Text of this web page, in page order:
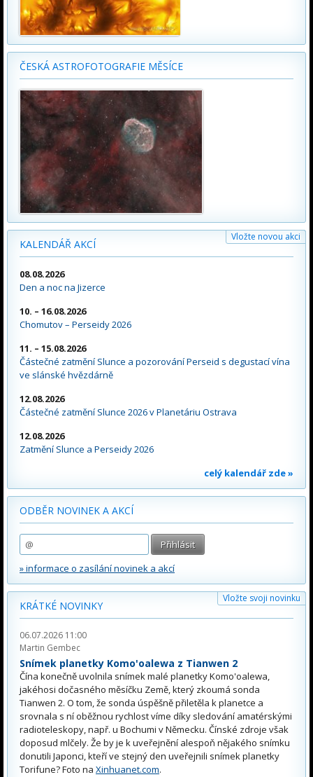
ČESKÁ ASTROFOTOGRAFIE MĚSÍCE
KALENDÁŘ AKCÍ
Vložte novou akci
08.08.2026
Den a noc na Jizerce
10. – 16.08.2026
Chomutov – Perseidy 2026
11. – 15.08.2026
Částečné zatmění Slunce a pozorování Perseid s degustací vína
ve slánské hvězdárně
12.08.2026
Částečné zatmění Slunce 2026 v Planetáriu Ostrava
12.08.2026
Zatmění Slunce a Perseidy 2026
celý kalendář zde »
ODBĚR NOVINEK A AKCÍ
» informace o zasílání novinek a akcí
Vložte svoji novinku
KRÁTKÉ NOVINKY
06.07.2026 11:00
Martin Gembec
Snímek planetky Komo'oalewa z Tianwen 2
Čína konečně uvolnila snímek malé planetky Komo'oalewa,
jakéhosi dočasného měsíčku Země, který zkoumá sonda
Tianwen 2. O tom, že sonda úspěšně přiletěla k planetce a
srovnala s ní oběžnou rychlost víme díky sledování amatérskými
radioteleskopy, např. u Bochumi v Německu. Čínské zdroje však
doposud mlčely. Že by je k uveřejnění alespoň nějakého snímku
donutili Japonci, kteří ve stejný den uveřejnili snímek planetky
Torifune? Foto na Xinhuanet.com.